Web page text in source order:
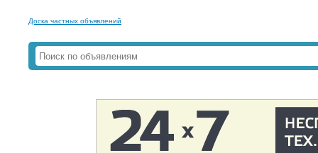
Доска частных объявлений